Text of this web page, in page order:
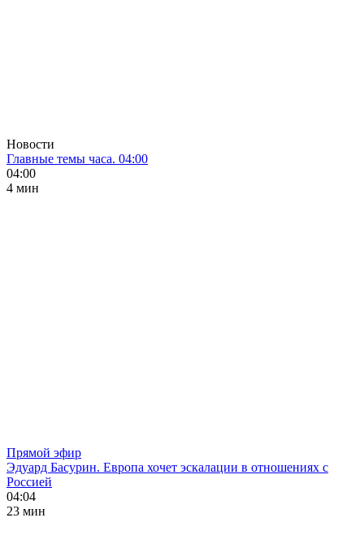
Новости
Главные темы часа. 04:00
04:00
4 мин
Прямой эфир
Эдуард Басурин. Европа хочет эскалации в отношениях с
Россией
04:04
23 мин